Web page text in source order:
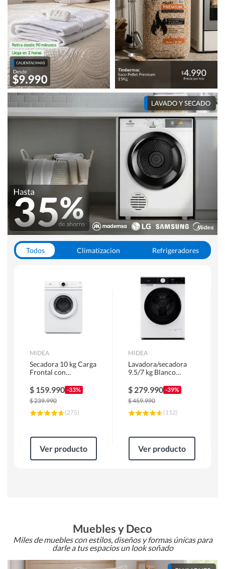
Todos Climatizacion
Refrigeradores
Otros
MIDEA
Secadora 10 kg Carga
Frontal con
MD100A100/W2
$ 159.990 -33%
$239.990
(275)
Ver producto
MIDEA
Lavadora/secadora
9.5/7 kg Blanco
$ 279.990 -39%
$459.990
(112)
Ver producto
Muebles y Deco
Miles de muebles con estilos, diseños y formas únicas para
darle a tus espacios un look soñado